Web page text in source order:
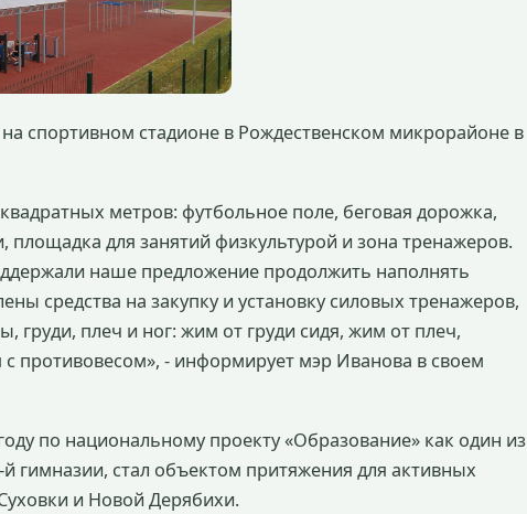
спортивном стадионе в Рождественском микрорайоне в
метров: футбольное поле, беговая дорожка,
для занятий физкультурой и зона тренажеров.
наше предложение продолжить наполнять
средства на закупку и установку силовых тренажеров,
плеч и ног: жим от груди сидя, жим от плеч,
с противовесом», - информирует мэр Иванова в своем
по национальному проекту «Образование» как один из
гимназии, стал объектом притяжения для активных
и Новой Дерябихи.